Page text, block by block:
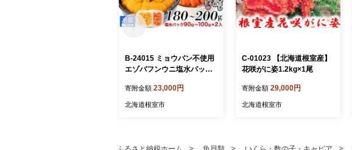
B-24015 ミョウバン不使用
エゾバフンウニ塩水パック9
発送]
寄附金額 23,000円
北海道根室市
C-01023 【北海道根室産】
花咲がに姿1.2kg×1尾
寄附金額 29,000円
北海道根室市